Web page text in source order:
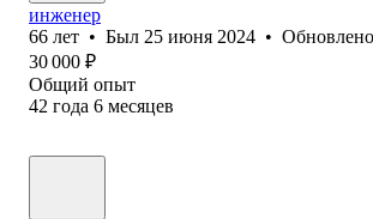
инженер
66 лет • Был 25 июня 2024 • Обновлено
30 000 ₽
Общий опыт
42 года 6 месяцев